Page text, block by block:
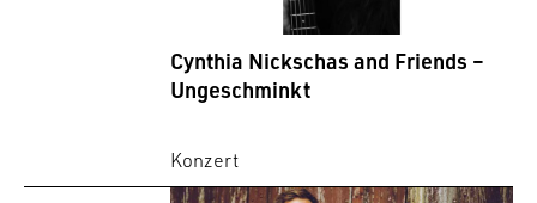
Cynthia Nickschas and Friends –
Ungeschminkt
Konzert